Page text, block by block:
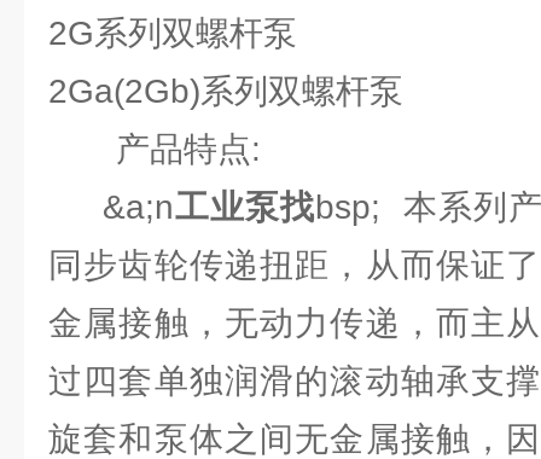
2G系列双螺杆泵
2Ga(2Gb)系列双螺杆泵
产品特点:
&a;n工业泵找bsp; 本系列
同步齿轮传递扭距，从而保证
金属接触，无动力传递，而主
过四套单独润滑的滚动轴承支
旋套和泵体之间无金属接触，